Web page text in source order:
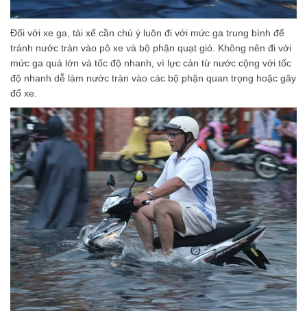
Đối với xe ga, tài xế cần chú ý luôn đi với mức ga trung bình để
tránh nước tràn vào pô xe và bộ phận quạt gió. Không nên đi với
mức ga quá lớn và tốc độ nhanh, vì lực cản từ nước cộng với tốc
độ nhanh dễ làm nước tràn vào các bộ phận quan trọng hoặc gây
đổ xe.